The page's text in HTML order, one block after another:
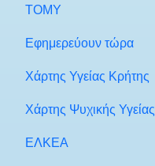
ΤΟΜΥ
Εφημερεύουν τώρα
Χάρτης Υγείας Κρήτης
Χάρτης Ψυχικής Υγείας
ΕΛΚΕΑ